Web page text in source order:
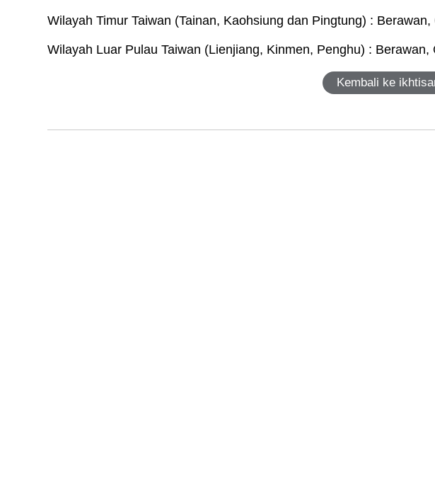
Wilayah Timur Taiwan (Tainan, Kaohsiung dan Pingtung) :
Wilayah Luar Pulau Taiwan (Lienjiang, Kinmen, Penghu) :
Kembali ke